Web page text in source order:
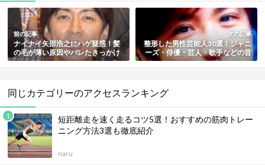
前の記事
ナイナイ矢部浩之にハゲ疑惑！髪
の毛が薄い原因やバレたきっかけ
も解説
次の記事
整形した男性芸能人30選！ジャニ
ーズ・俳優・芸人・歌手などの昔
と現在を検証
同じカテゴリーのアクセスランキング
短距離走を速く走るコツ5選！おすすめの筋肉トレー
ニング方法3選も徹底紹介
naru